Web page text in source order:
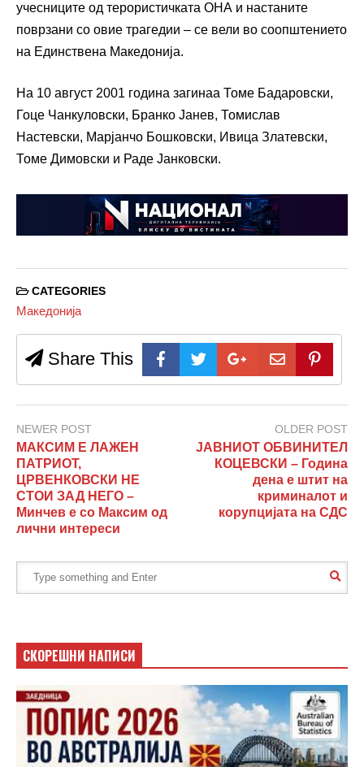
учесниците од терористичката ОНА и настаните
поврзани со овие трагедии – се вели во соопштението
на Единствена Македонија.
На 10 август 2001 година загинаа Томе Бадаровски,
Гоце Чанкуловски, Бранко Јанев, Томислав
Настевски, Марјанчо Бошковски, Ивица Златевски,
Томе Димовски и Раде Јанковски.
CATEGORIES
Македонија
Share This
NEWER POST
МАКСИМ Е ЛАЖЕН
ПАТРИОТ,
ЦРВЕНКОВСКИ НЕ
СТОИ ЗАД НЕГО –
Минчев е со Максим од
лични интереси
OLDER POST
ЈАВНИОТ ОБВИНИТЕЛ
КОЦЕВСКИ – Година
дена е штит на
криминалот и
корупцијата на СДС
СКОРЕШНИ НАПИСИ